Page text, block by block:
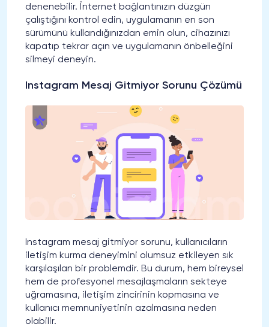
denenebilir. İnternet bağlantınızın düzgün
çalıştığını kontrol edin, uygulamanın en son
sürümünü kullandığınızdan emin olun, cihazınızı
kapatıp tekrar açın ve uygulamanın önbelleğini
silmeyi deneyin.
Instagram Mesaj Gitmiyor Sorunu Çözümü
Instagram mesaj gitmiyor sorunu, kullanıcıların
iletişim kurma deneyimini olumsuz etkileyen sık
karşılaşılan bir problemdir. Bu durum, hem bireysel
hem de profesyonel mesajlaşmaların sekteye
uğramasına, iletişim zincirinin kopmasına ve
kullanıcı memnuniyetinin azalmasına neden
olabilir.